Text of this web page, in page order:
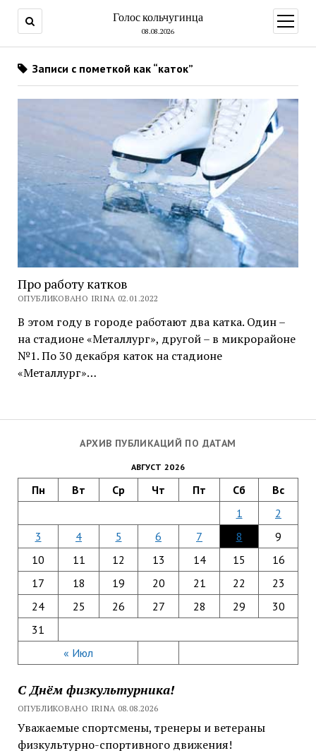
Голос кольчугинца
08.08.2026
меню
АРХИВ ПУБЛИКАЦИЙ ПО ДАТАМ
АВГУСТ 2026
Пн Вт Ср Чт Пт Сб Вс
« Июл
1
2
3
4 5 6 7 8
9
10
11 12 13 14 15
16
17
18 19 20 21 22
23
24
25 26 27 28 29
30
31
С Днём физкультурника!
ОПУБЛИКОВАНО IRINA 08.08.2026
Уважаемые спортсмены, тренеры и ветераны
физкультурно-спортивного движения!
Записи с пометкой как “каток”
Про работу катков
ОПУБЛИКОВАНО IRINA 02.01.2022
В этом году в городе работают два катка. Один –
на стадионе «Металлург», другой – в микрорайоне
№1. По 30 декабря каток на стадионе
«Металлург»…